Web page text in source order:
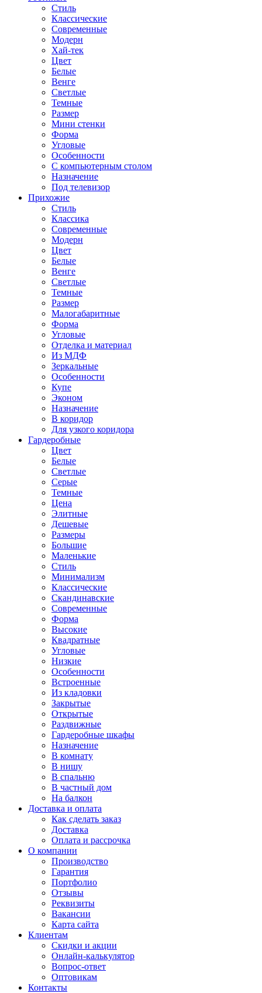
Стиль
Классические
Современные
Модерн
Хай-тек
Цвет
Белые
Венге
Светлые
Темные
Размер
Мини стенки
Форма
Угловые
Особенности
С компьютерным столом
Назначение
Под телевизор
Прихожие
Стиль
Классика
Современные
Модерн
Цвет
Белые
Венге
Светлые
Темные
Размер
Малогабаритные
Форма
Угловые
Отделка и материал
Из МДФ
Зеркальные
Особенности
Купе
Эконом
Назначение
В коридор
Для узкого коридора
Гардеробные
Цвет
Белые
Светлые
Серые
Темные
Цена
Элитные
Дешевые
Размеры
Большие
Маленькие
Стиль
Минимализм
Классические
Скандинавские
Современные
Форма
Высокие
Квадратные
Угловые
Низкие
Особенности
Встроенные
Из кладовки
Закрытые
Открытые
Раздвижные
Гардеробные шкафы
Назначение
В комнату
В нишу
В спальню
В частный дом
На балкон
Доставка и оплата
Как сделать заказ
Доставка
Оплата и рассрочка
О компании
Производство
Гарантия
Портфолио
Отзывы
Реквизиты
Вакансии
Карта сайта
Клиентам
Скидки и акции
Онлайн-калькулятор
Вопрос-ответ
Оптовикам
Контакты